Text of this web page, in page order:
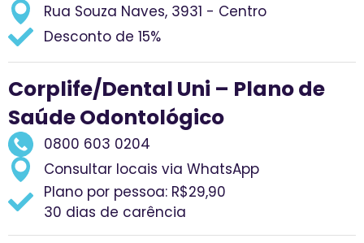
Rua Souza Naves, 3931 - Centro
Desconto de 15%
Corplife/Dental Uni – Plano de
Saúde Odontológico
0800 603 0204
Consultar locais via WhatsApp
Plano por pessoa: R$29,90
30 dias de carência